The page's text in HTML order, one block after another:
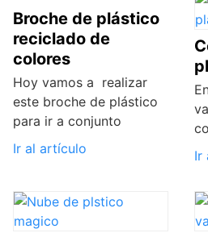
Broche de plástico
reciclado de
colores
Hoy vamos a realizar
este broche de plástico
para ir a conjunto
Ir al artículo
Ir